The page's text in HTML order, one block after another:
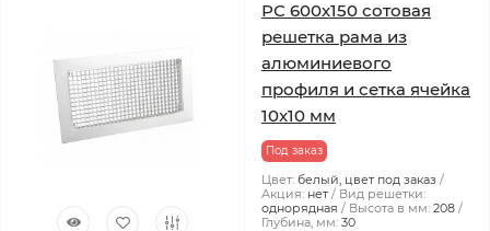
РС 600х150 сотовая
решетка рама из
алюминиевого
профиля и сетка ячейка
10x10 мм
Под заказ
Цвет: белый, цвет под заказ
Акция: нет
Вид решетки:
однорядная
Высота в мм: 208
Глубина, мм: 30